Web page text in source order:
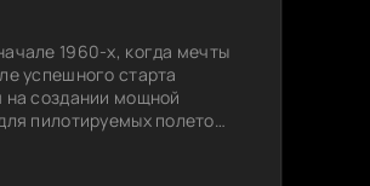
1960-х, когда мечты
успешного старта
на создании мощной
пилотируемых полетов.